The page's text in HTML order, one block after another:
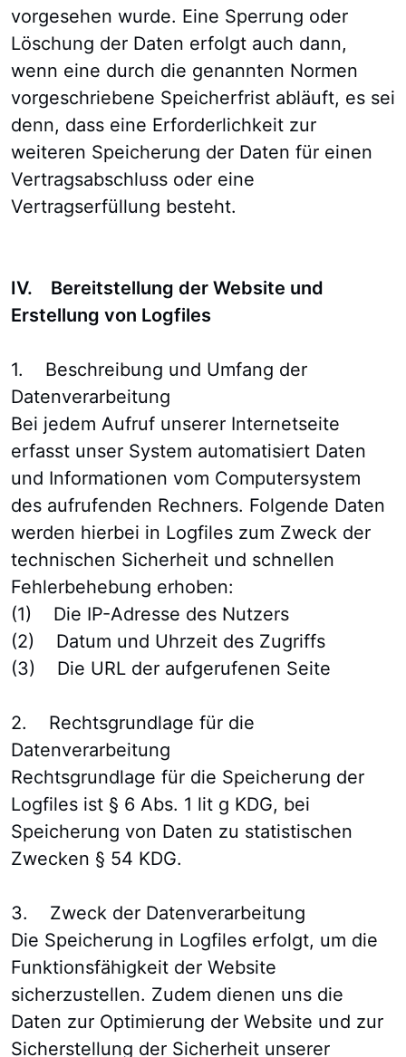
vorgesehen wurde. Eine Sperrung oder
Löschung der Daten erfolgt auch dann,
wenn eine durch die genannten Normen
vorgeschriebene Speicherfrist abläuft, es sei
denn, dass eine Erforderlichkeit zur
weiteren Speicherung der Daten für einen
Vertragsabschluss oder eine
Vertragserfüllung besteht.
IV. Bereitstellung der Website und
Erstellung von Logfiles
1. Beschreibung und Umfang der
Datenverarbeitung
Bei jedem Aufruf unserer Internetseite
erfasst unser System automatisiert Daten
und Informationen vom Computersystem
des aufrufenden Rechners. Folgende Daten
werden hierbei in Logfiles zum Zweck der
technischen Sicherheit und schnellen
Fehlerbehebung erhoben:
(1) Die IP-Adresse des Nutzers
(2) Datum und Uhrzeit des Zugriffs
(3) Die URL der aufgerufenen Seite
2. Rechtsgrundlage für die
Datenverarbeitung
Rechtsgrundlage für die Speicherung der
Logfiles ist § 6 Abs. 1 lit g KDG, bei
Speicherung von Daten zu statistischen
Zwecken § 54 KDG.
3. Zweck der Datenverarbeitung
Die Speicherung in Logfiles erfolgt, um die
Funktionsfähigkeit der Website
sicherzustellen. Zudem dienen uns die
Daten zur Optimierung der Website und zur
Sicherstellung der Sicherheit unserer